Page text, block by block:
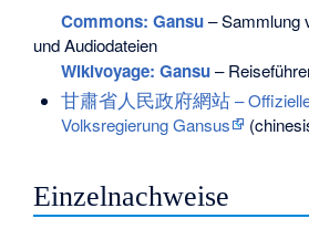
Commons: Gansu– Sammlung
und Audiodateien
Wikivoyage: Gansu–
甘肅省人民政府網站–
Volksregierung Gansus
Einzelnachweise